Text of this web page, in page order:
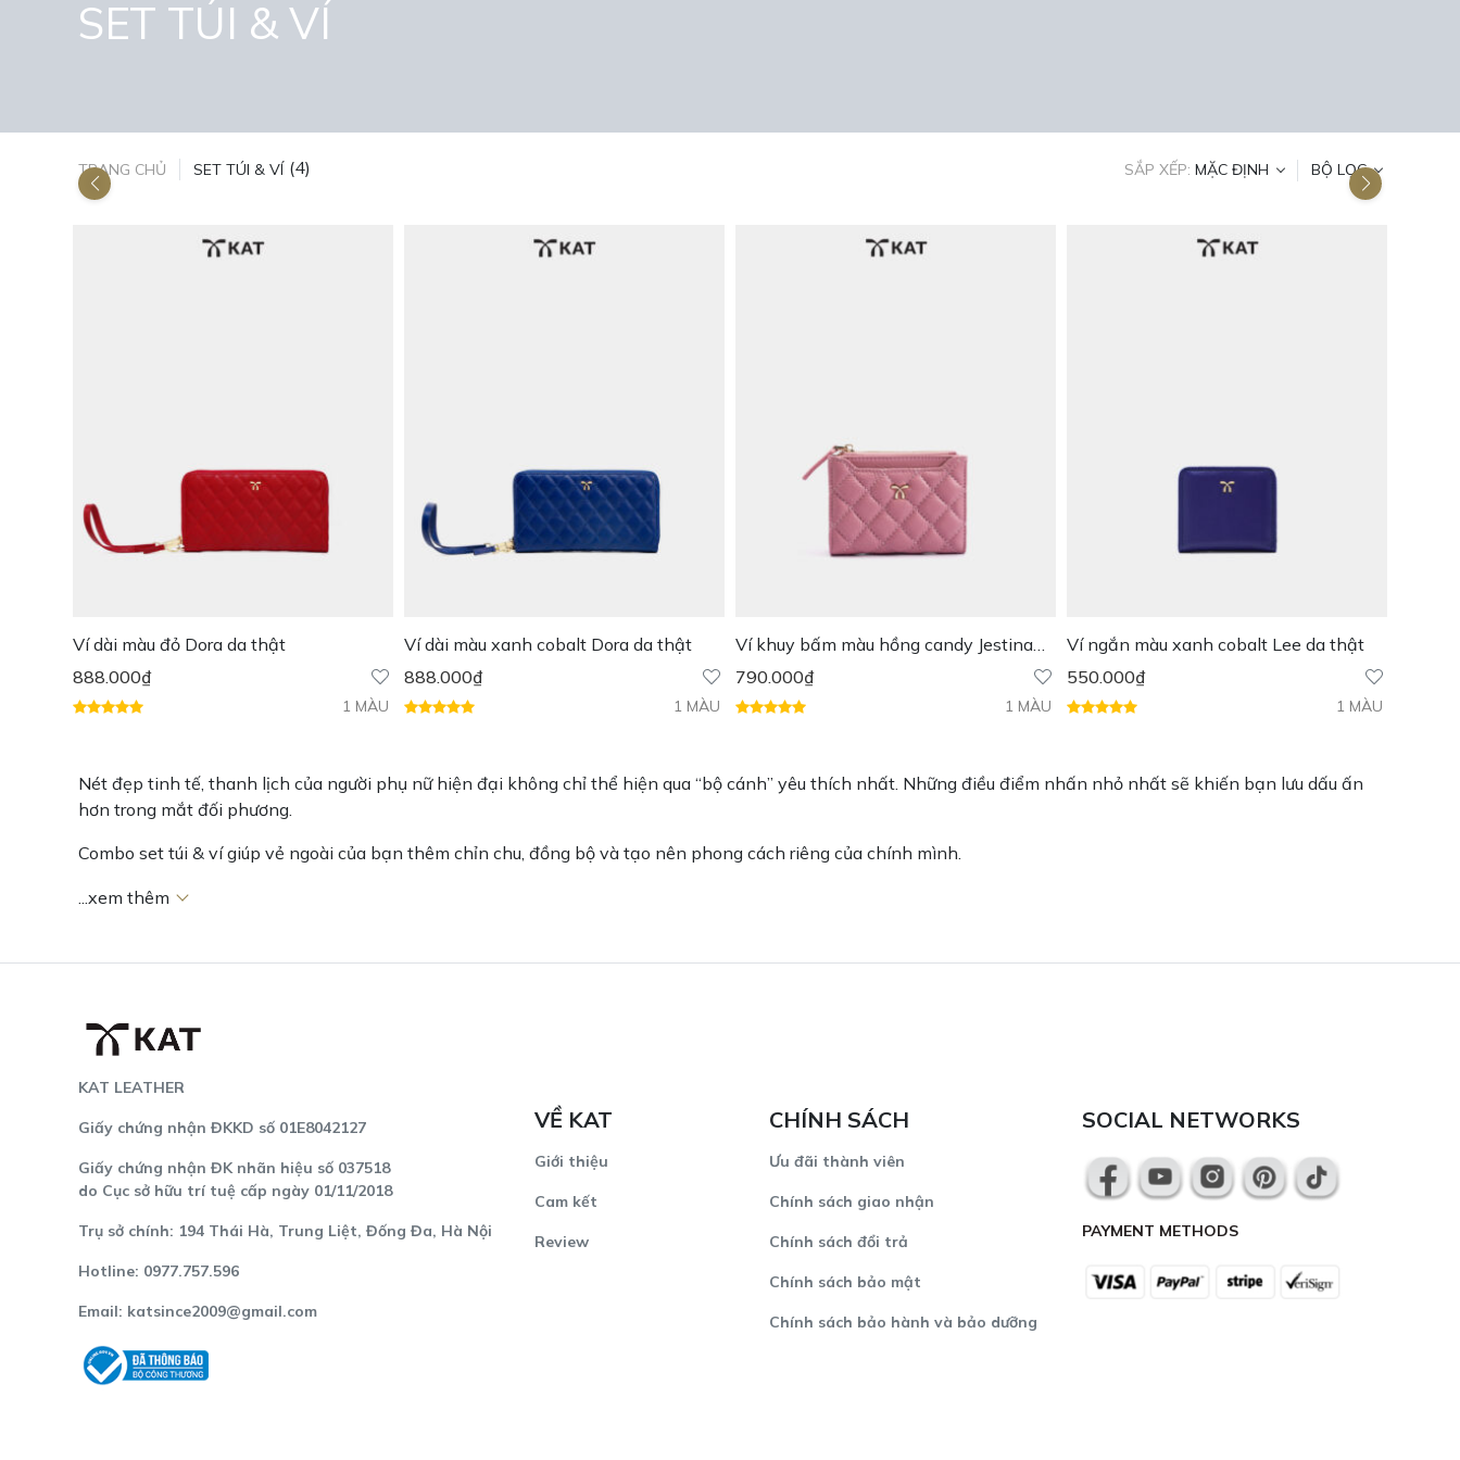
SET TÚI & VÍ
TRANG CHỦ SET TÚI & VÍ (4) SẮP XẾP: MẶC ĐỊNH BỘ LỌC
Ví dài màu đỏ Dora da thật
888.000₫
1 MÀU
Ví dài màu xanh cobalt Dora da thật
888.000₫
1 MÀU
Ví khuy bấm màu hồng candy Jestina
790.000₫
1 MÀU
Ví ngắn màu xanh cobalt Lee da thật
550.000₫
1 MÀU
Nét đẹp tinh tế, thanh lịch của người phụ nữ hiện đại không chỉ thể hiện qua “bộ cánh” yêu thích nhất. Những điều điểm nhấn nhỏ nhất sẽ khiến bạn lưu dấu ấn
hơn trong mắt đối phương.
Combo set túi & ví giúp vẻ ngoài của bạn thêm chỉn chu, đồng bộ và tạo nên phong cách riêng của chính mình.
Đặt hàng ngay để nhận ưu đãi có hạn!
...xem thêm
KAT LEATHER
Giấy chứng nhận ĐKKD số 01E8042127
Giấy chứng nhận ĐK nhãn hiệu số 037518
do Cục sở hữu trí tuệ cấp ngày 01/11/2018
Trụ sở chính: 194 Thái Hà, Trung Liệt, Đống Đa, Hà Nội
Hotline: 0977.757.596
Email: katsince2009@gmail.com
VỀ KAT
Giới thiệu
Cam kết
Review
CHÍNH SÁCH
Ưu đãi thành viên
Chính sách giao nhận
Chính sách đổi trả
Chính sách bảo mật
Chính sách bảo hành và bảo dưỡng
SOCIAL NETWORKS
PAYMENT METHODS